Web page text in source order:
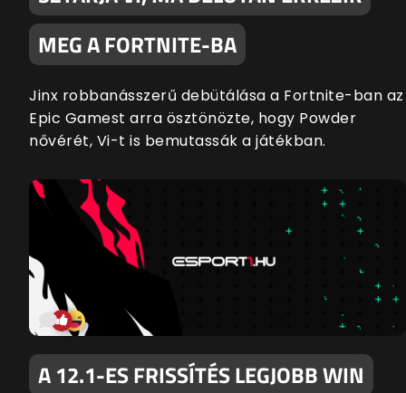
MEG A FORTNITE-BA
Jinx robbanásszerű debütálása a Fortnite-ban az
Epic Gamest arra ösztönözte, hogy Powder
nővérét, Vi-t is bemutassák a játékban.
A 12.1-ES FRISSÍTÉS LEGJOBB WIN